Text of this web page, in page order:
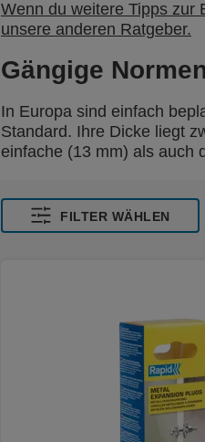
Wenn du weitere Tipps zur
unsere anderen Ratgeber.
Gängige
In Europa sind einfach
Standard. Ihre Dicke liegt
einfache (13 mm) als auch
FILTER WÄHLEN